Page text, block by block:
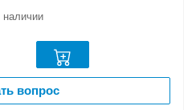
наличии
вопрос